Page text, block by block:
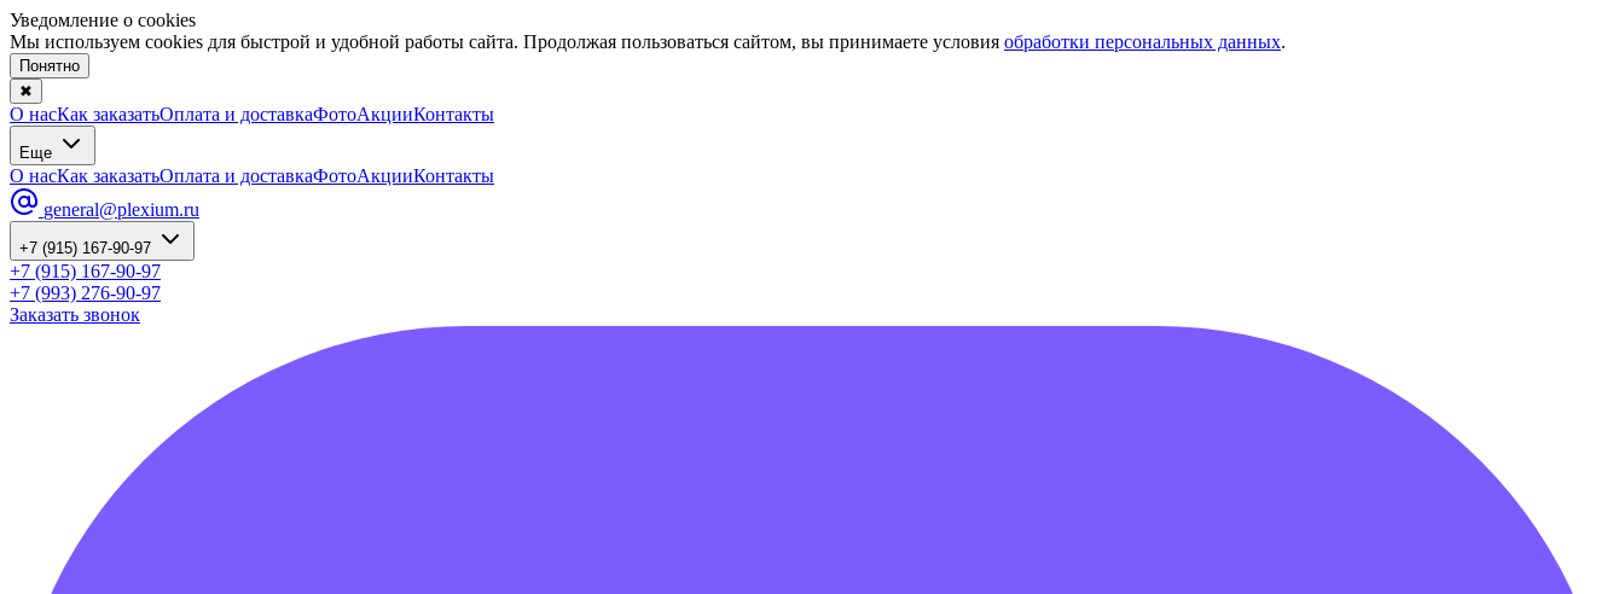
Уведомление о cookies
Мы используем cookies для быстрой и удобной работы сайта. Продолжая пользоваться сайтом, вы принимаете условия обработки персональных данных.
Понятно
✖
О насКак заказатьОплата и доставкаФотоАкцииКонтакты
Еще
О насКак заказатьОплата и доставкаФотоАкцииКонтакты
general@plexium.ru
+7 (915) 167-90-97
+7 (915) 167-90-97
+7 (993) 276-90-97
Заказать звонок